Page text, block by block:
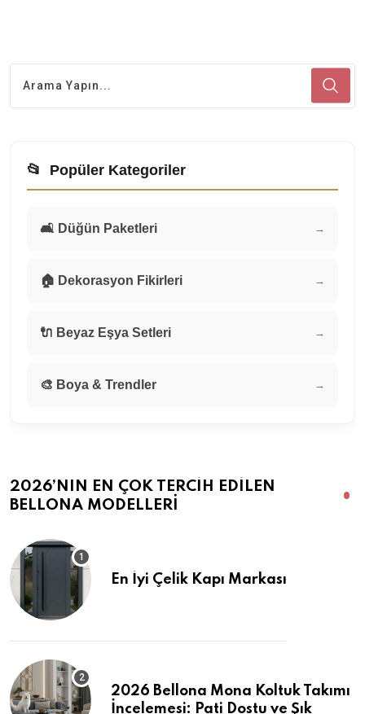
📂 Popüler Kategoriler
🛋️ Düğün Paketleri →
🏠 Dekorasyon Fikirleri →
🔌 Beyaz Eşya Setleri →
🎨 Boya & Trendler →
2026’NIN EN ÇOK TERCIH EDILEN
BELLONA MODELLERI
En İyi Çelik Kapı Markası
2026 Bellona Mona Koltuk Takımı
İncelemesi: Pati Dostu ve Şık